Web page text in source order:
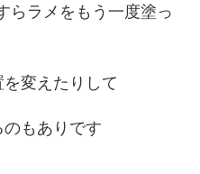
らラメをもう一度塗っ
変えたりして
もありです